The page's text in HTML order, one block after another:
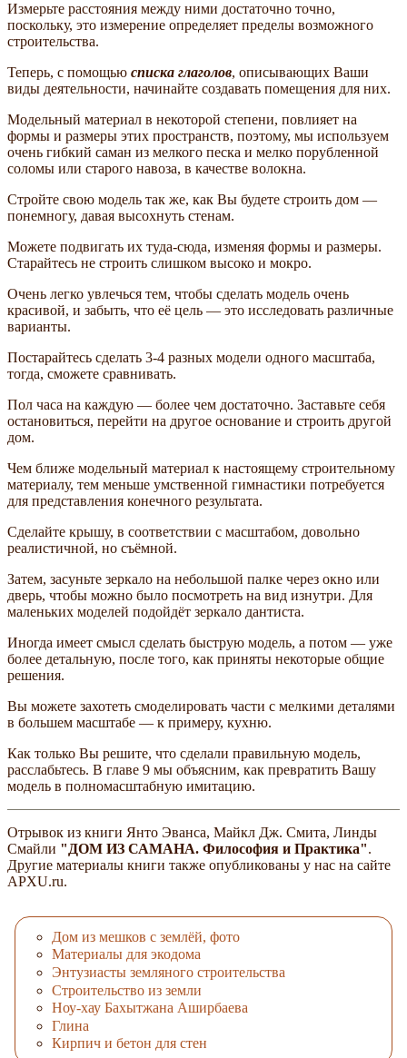
Измерьте расстояния между ними достаточно точно,
поскольку, это измерение определяет пределы возможного
строительства.
Теперь, с помощью списка глаголов, описывающих Ваши
виды деятельности, начинайте создавать помещения для них.
Модельный материал в некоторой степени, повлияет на
формы и размеры этих пространств, поэтому, мы используем
очень гибкий саман из мелкого песка и мелко порубленной
соломы или старого навоза, в качестве волокна.
Стройте свою модель так же, как Вы будете строить дом —
понемногу, давая высохнуть стенам.
Можете подвигать их туда-сюда, изменяя формы и размеры.
Старайтесь не строить слишком высоко и мокро.
Очень легко увлечься тем, чтобы сделать модель очень
красивой, и забыть, что её цель — это исследовать различные
варианты.
Постарайтесь сделать 3-4 разных модели одного масштаба,
тогда, сможете сравнивать.
Пол часа на каждую — более чем достаточно. Заставьте себя
остановиться, перейти на другое основание и строить другой
дом.
Чем ближе модельный материал к настоящему строительному
материалу, тем меньше умственной гимнастики потребуется
для представления конечного результата.
Сделайте крышу, в соответствии с масштабом, довольно
реалистичной, но съёмной.
Затем, засуньте зеркало на небольшой палке через окно или
дверь, чтобы можно было посмотреть на вид изнутри. Для
маленьких моделей подойдёт зеркало дантиста.
Иногда имеет смысл сделать быструю модель, а потом — уже
более детальную, после того, как приняты некоторые общие
решения.
Вы можете захотеть смоделировать части с мелкими деталями
в большем масштабе — к примеру, кухню.
Как только Вы решите, что сделали правильную модель,
расслабьтесь. В главе 9 мы объясним, как превратить Вашу
модель в полномасштабную имитацию.
Отрывок из книги Янто Эванса, Майкл Дж. Смита, Линды
Смайли "ДОМ ИЗ САМАНА. Философия и Практика".
Другие материалы книги также опубликованы у нас на сайте
APXU.ru.
Дом из мешков с землёй, фото
Материалы для экодома
Энтузиасты земляного строительства
Строительство из земли
Ноу-хау Бахытжана Аширбаева
Глина
Кирпич и бетон для стен